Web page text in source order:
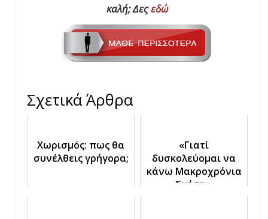
καλή; Δεςεδώ
Σχετικά Άρθρα
Χωρισμός: πως θα
συνέλθεις γρήγορα;
«Γιατί
δυσκολεύομαι να
κάνω Μακροχρόνια
Σχέση;»